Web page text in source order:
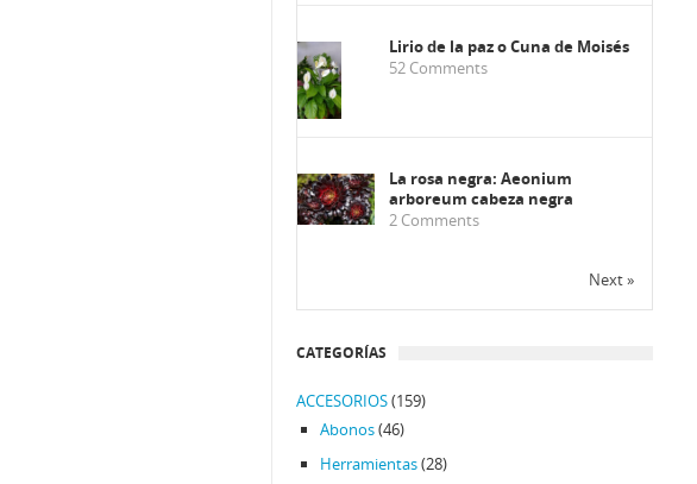
Lirio de la paz o Cuna de Moisés
52 Comments
La rosa negra: Aeonium
arboreum cabeza negra
2 Comments
Next »
CATEGORÍAS
ACCESORIOS(159)
Abonos(46)
Herramientas(28)